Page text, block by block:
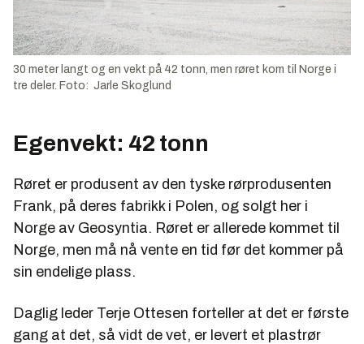
30 meter langt og en vekt på 42 tonn, men røret kom til Norge i
tre deler. Foto: Jarle Skoglund
Egenvekt: 42 tonn
Røret er produsent av den tyske rørprodusenten
Frank, på deres fabrikk i Polen, og solgt her i
Norge av Geosyntia. Røret er allerede kommet til
Norge, men må nå vente en tid før det kommer på
sin endelige plass.
Daglig leder Terje Ottesen forteller at det er første
gang at det, så vidt de vet, er levert et plastrør